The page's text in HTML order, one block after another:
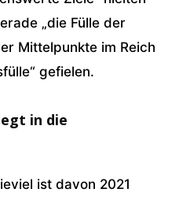
„die Fülle der
Mittelpunkte im Reich
gefielen.
in die
ist davon 2021